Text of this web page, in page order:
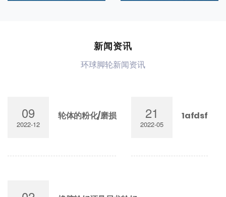
新闻资讯
环球脚轮新闻资讯
09
2022-12
轮体的粉化/磨损 21
2022-05
1afdsf